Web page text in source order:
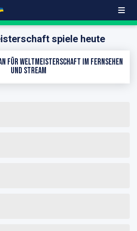
spiele heute
für Weltmeisterschaft im Fernsehen
und Stream